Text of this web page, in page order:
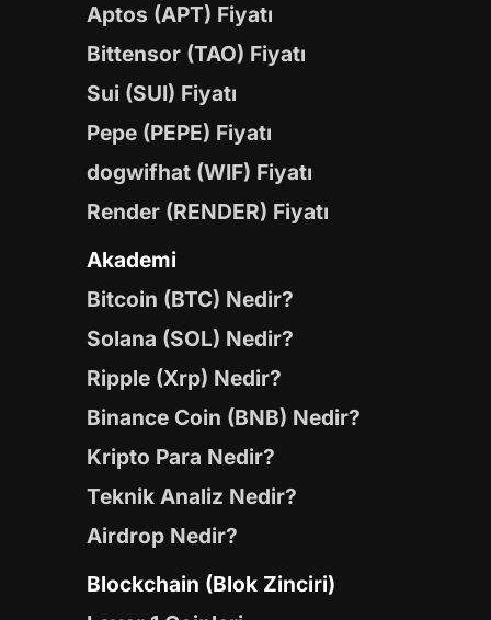
Aptos (APT) Fiyatı
Bittensor (TAO) Fiyatı
Sui (SUI) Fiyatı
Pepe (PEPE) Fiyatı
dogwifhat (WIF) Fiyatı
Render (RENDER) Fiyatı
Akademi
Bitcoin (BTC) Nedir?
Solana (SOL) Nedir?
Ripple (Xrp) Nedir?
Binance Coin (BNB) Nedir?
Kripto Para Nedir?
Teknik Analiz Nedir?
Airdrop Nedir?
Blockchain (Blok Zinciri)